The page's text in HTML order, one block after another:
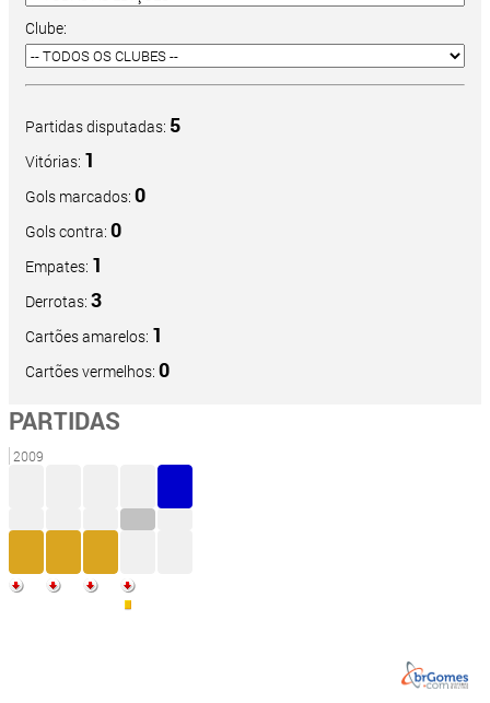
Clube:
Partidas disputadas: 5
Vitórias: 1
Gols marcados: 0
Gols contra: 0
Empates: 1
Derrotas: 3
Cartões amarelos: 1
Cartões vermelhos: 0
PARTIDAS
2009